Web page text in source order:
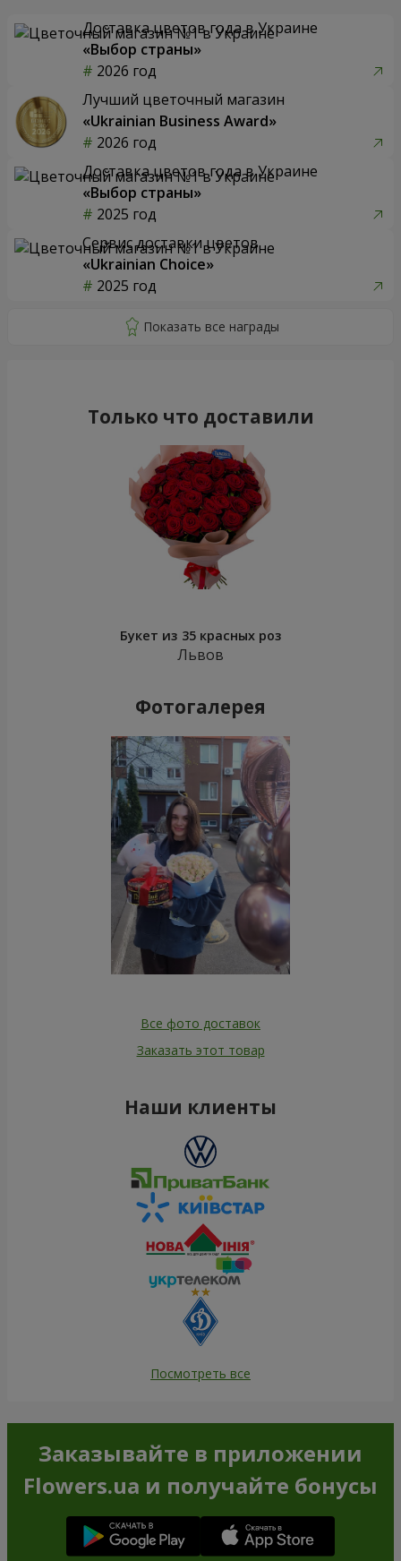
Доставка цветов года в Украине
«Выбор страны»
2026 год
Лучший цветочный магазин
«Ukrainian Business Award»
2026 год
Доставка цветов года в Украине
«Выбор страны»
2025 год
Сервис доставки цветов
«Ukrainian Choice»
2025 год
Только что доставили
Букет из 35 красных роз
Львов
Фотогалерея
Все фото доставок
Заказать этот товар
Наши клиенты
Посмотреть все
Заказывайте в приложении
Flowers.ua и получайте бонусы